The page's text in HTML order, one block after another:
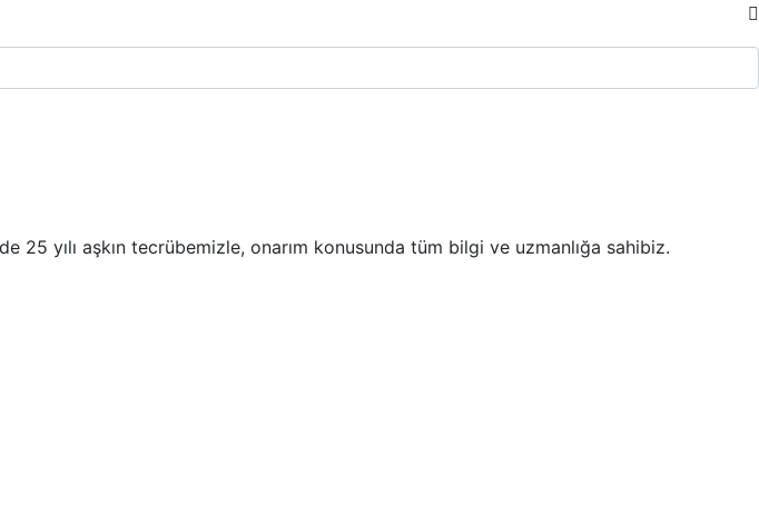
yılı aşkın tecrübemizle, onarım konusunda tüm bilgi ve uzmanlığa sahibiz.